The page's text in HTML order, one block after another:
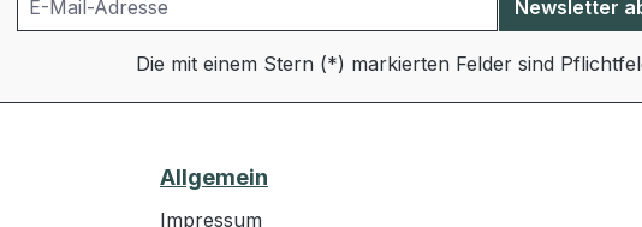
Newsletter
Die mit einem Stern (*) markierten Felder sind
Allgemein
Impressum